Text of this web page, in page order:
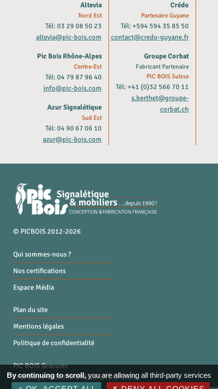
Altevia
Nord Est
Tél: 03 29 08 50 23
altevia@pic-bois.com
Pic Bois Rhône-Alpes
Centre-Est
Tél: 04 79 87 96 40
info@pic-bois.com
Azur Signalétique
Sud Est
Tél: 04 90 67 06 10
azur@pic-bois.com
Crédo
Partenaire Guyane
Tél: +594 594 35 85 50
contact@credo-guyane.fr
Groupe Corbat
Fabricant Partenaire
PIC BOIS Suisse
Tél: +41 (0)32 566 70 11
s.berthet@groupe-
corbat.ch
© PICBOIS 2012-2026
Qui sommes-nous ?
Nos certifications
Espace Média
Plan du site
Mentions légales
Politique de confidentialité
PIC BOIS Gravures
ZI la Bruyère, 01300 BREGNIER CORDON
By continuing to scroll,you are allowing all third-party services